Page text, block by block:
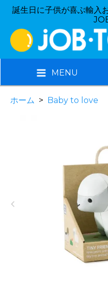
誕生日に子供が喜ぶ輸入
MENU
ホーム > Baby to love